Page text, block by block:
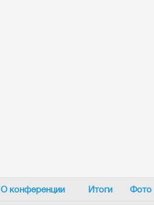
О конференции Итоги Фото